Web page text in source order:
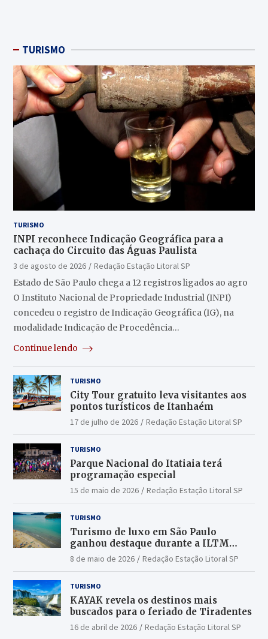
TURISMO
TURISMO
INPI reconhece Indicação Geográfica para a
cachaça do Circuito das Águas Paulista
3 de agosto de 2026
Redação Estação Litoral SP
Estado de São Paulo chega a 12 registros ligados ao agro
O Instituto Nacional de Propriedade Industrial (INPI)
concedeu o registro de Indicação Geográfica (IG), na
modalidade Indicação de Procedência…
Continue lendo
TURISMO
City Tour gratuito leva visitantes aos
pontos turísticos de Itanhaém
17 de julho de 2026 Redação Estação Litoral SP
TURISMO
Parque Nacional do Itatiaia terá
programação especial
15 de maio de 2026 Redação Estação Litoral SP
TURISMO
Turismo de luxo em São Paulo
ganhou destaque durante a ILTM
Latin America 2026
8 de maio de 2026 Redação Estação Litoral SP
TURISMO
KAYAK revela os destinos mais
buscados para o feriado de Tiradentes
16 de abril de 2026 Redação Estação Litoral SP